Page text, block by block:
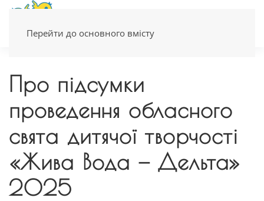
Перейти до основного вмісту
Про підсумки
проведення обласного
свята дитячої творчості
«Жива Вода — Дельта»
2025